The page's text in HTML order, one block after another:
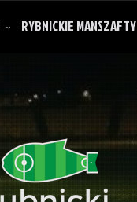
RYBNICKIE MANSZAFTY